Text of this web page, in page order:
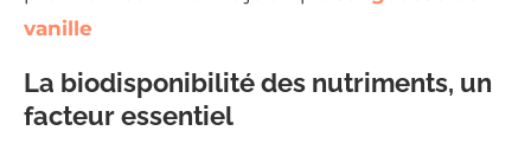
vanille
La biodisponibilité des nutriments, un
facteur essentiel